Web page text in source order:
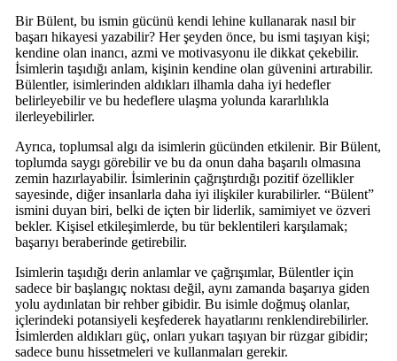
Bir Bülent, bu ismin gücünü kendi lehine kullanarak nasıl bir
başarı hikayesi yazabilir? Her şeyden önce, bu ismi taşıyan kişi;
kendine olan inancı, azmi ve motivasyonu ile dikkat çekebilir.
İsimlerin taşıdığı anlam, kişinin kendine olan güvenini artırabilir.
Bülentler, isimlerinden aldıkları ilhamla daha iyi hedefler
belirleyebilir ve bu hedeflere ulaşma yolunda kararlılıkla
ilerleyebilirler.
Ayrıca, toplumsal algı da isimlerin gücünden etkilenir. Bir Bülent,
toplumda saygı görebilir ve bu da onun daha başarılı olmasına
zemin hazırlayabilir. İsimlerinin çağrıştırdığı pozitif özellikler
sayesinde, diğer insanlarla daha iyi ilişkiler kurabilirler. “Bülent”
ismini duyan biri, belki de içten bir liderlik, samimiyet ve özveri
bekler. Kişisel etkileşimlerde, bu tür beklentileri karşılamak;
başarıyı beraberinde getirebilir.
Isimlerin taşıdığı derin anlamlar ve çağrışımlar, Bülentler için
sadece bir başlangıç noktası değil, aynı zamanda başarıya giden
yolu aydınlatan bir rehber gibidir. Bu isimle doğmuş olanlar,
içlerindeki potansiyeli keşfederek hayatlarını renklendirebilirler.
İsimlerden aldıkları güç, onları yukarı taşıyan bir rüzgar gibidir;
sadece bunu hissetmeleri ve kullanmaları gerekir.